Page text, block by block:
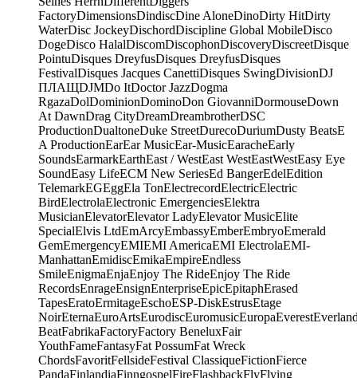
FactoryDimensionsDindiscDine AloneDinoDirty HitDirty
WaterDisc JockeyDischordDiscipline Global MobileDisco
DogeDisco HalalDiscomDiscophonDiscoveryDiscreetDisque
PointuDisques DreyfusDisques DreyfusDisques
FestivalDisques Jacques CanettiDisques SwingDivisionDJ
ПЛАЩDJMDo ItDoctor JazzDogma
RgazaDolDominionDominoDon GiovanniDormouseDown
At DawnDrag CityDreamDreambrotherDSC
ProductionDualtoneDuke StreetDurecoDuriumDusty BeatsE
A ProductionEarEar MusicEar-MusicEaracheEarly
SoundsEarmarkEarthEast / WestEast WestEastWestEasy Eye
SoundEasy LifeECM New SeriesEd BangerEdelEdition
TelemarkEGEggEla TonElectrecordElectricElectric
BirdElectrolaElectronic EmergenciesElektra
MusicianElevatorElevator LadyElevator MusicElite
SpecialElvis LtdEmArcyEmbassyEmberEmbryoEmerald
GemEmergencyEMIEMI AmericaEMI ElectrolaEMI-
ManhattanEmidiscEmikaEmpireEndless
SmileEnigmaEnjaEnjoy The RideEnjoy The Ride
RecordsEnrageEnsignEnterpriseEpicEpitaphErased
TapesEratoErmitageEschoESP-DiskEstrusEtage
NoirEternaEuroArtsEurodiscEuromusicEuropaEverest
BeatFabrikaFactoryFactory BeneluxFair
YouthFameFantasyFat PossumFat Wreck
ChordsFavoritFellsideFestival ClassiqueFictionFierce
PandaFinlandiaFinngospelFireFlashbackFlyFlying